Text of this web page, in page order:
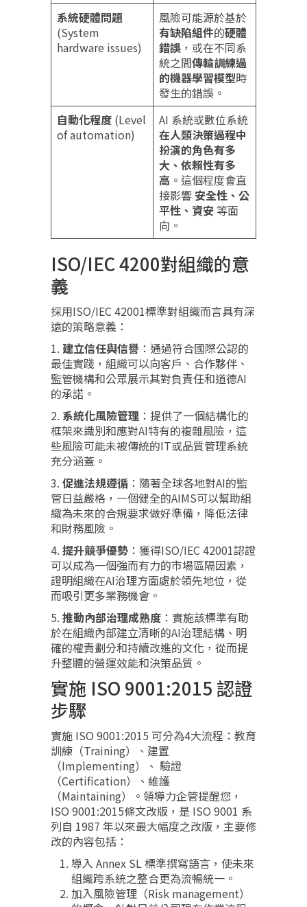
系統硬體問題
(System
hardware issues)
風險可能源於基於
有缺陷組件的硬體
錯誤 ，或在不同系
統之間傳輸訓練過
的機器學習模型時
發生的錯誤。
自動化程度 (Level
of automation)
AI 系統或數位系統
在人類決策過程中
扮演的角色有多
大、依賴性有多
高 。這個程度會直
接影響 安全性、公
平性、資安 等面
向。
ISO/IEC 4200對組織的意
義
採用ISO/IEC 42001標準對組織而言具有深
遠的策略意義：
1. 建立信任與信譽 ：通過符合國際公認的
最佳實踐，組織可以向客戶、合作夥伴、
監管機構和公眾展示其對負責任和道德AI
的承諾。
2. 系統化風險管理 ：提供了一個結構化的
框架來識別和應對AI特有的複雜風險，這
些風險可能未被傳統的IT或品質管理系統
充分涵蓋。
3. 促進法規遵循 ：隨著全球各地對AI的監
管日益嚴格，一個健全的AIMS可以幫助組
織為未來的合規要求做好準備，降低法律
和財務風險。
4. 提升競爭優勢 ：獲得ISO/IEC 42001認證
可以成為一個強而有力的市場區隔因素，
證明組織在AI治理方面處於領先地位，從
而吸引更多業務機會。
5. 推動內部治理成熟度 ：實施該標準有助
於在組織內部建立清晰的AI治理結構、明
確的權責劃分和持續改進的文化，從而提
升整體的營運效能和決策品質。
實施 ISO 9001:2015 認證
步驟
實施 ISO 9001:2015 可分為4大流程：教育
訓練（Training）、建置
（Implementing）、 驗證
（Certification）、維護
（Maintaining）。領導力企管提醒您，
ISO 9001:2015條文改版，是 ISO 9001 系
列自 1987 年以來最大幅度之改版，主要修
改的內容包括：
導入 Annex SL 標準撰寫語言，使未來
組織跨系統之整合更為流暢統一。
加入風險管理（Risk management）